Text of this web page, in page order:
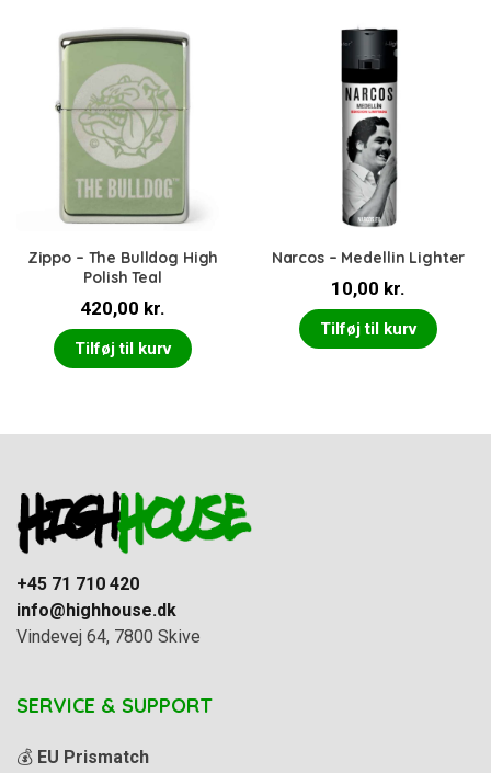
Zippo – The Bulldog High
Polish Teal
420,00 kr.
Tilføj til kurv
Narcos – Medellin Lighter
10,00 kr.
Tilføj til kurv
+45 71 710 420
info@highhouse.dk
Vindevej 64, 7800 Skive
SERVICE & SUPPORT
💰 EU Prismatch